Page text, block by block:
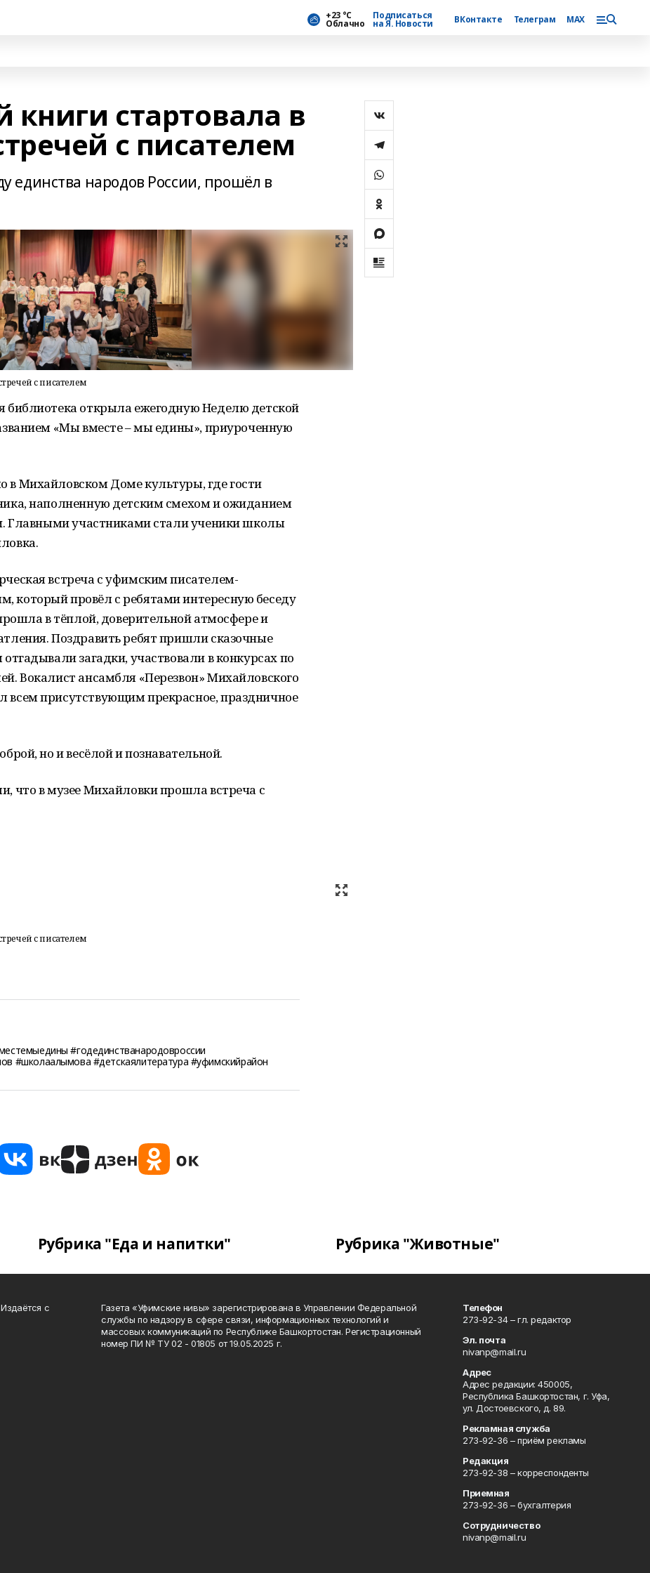
+23 °С
Облачно
Подписаться
на Я. Новости ВКонтакте Телеграм MAX
книги стартовала в
с писателем
единства народов России, прошёл в
с писателем
библиотека открыла ежегодную Неделю детской
«Мы вместе – мы едины», приуроченную
в Михайловском Доме культуры, где гости
наполненную детским смехом и ожиданием
Главными участниками стали ученики школы
встреча с уфимским писателем-
который провёл с ребятами интересную беседу
в тёплой, доверительной атмосфере и
Поздравить ребят пришли сказочные
загадки, участвовали в конкурсах по
Вокалист ансамбля «Перезвон» Михайловского
присутствующим прекрасное, праздничное
но и весёлой и познавательной.
что в музее Михайловки прошла встреча с
с писателем
#годединстванародовроссии
#школаалымова #детскаялитература #уфимскийрайон
Рубрика "Еда и напитки" Рубрика "Животные"
с
Газета «Уфимские нивы» зарегистрирована в Управлении Федеральной
службы по надзору в сфере связи, информационных технологий и
массовых коммуникаций по Республике Башкортостан. Регистрационный
номер ПИ № ТУ 02 - 01805 от 19.05.2025 г.
Телефон
273-92-34 – гл. редактор
Эл. почта
nivanp@mail.ru
Адрес
Адрес редакции: 450005,
Республика Башкортостан, г. Уфа,
ул. Достоевского, д. 89.
Рекламная служба
273-92-36 – приём рекламы
Редакция
273-92-38 – корреспонденты
Приемная
273-92-36 – бухгалтерия
Сотрудничество
nivanp@mail.ru